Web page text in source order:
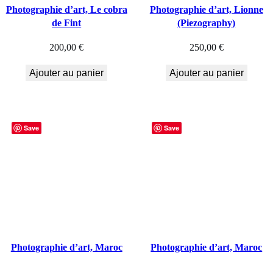
Photographie d’art, Le cobra
de Fint
200,00€
Ajouter au panier
Photographie d’art, Lionne
(Piezography)
250,00 €
Ajouter au panier
Save
Photographie d’art, Maroc
Save
Photographie d’art, Maroc